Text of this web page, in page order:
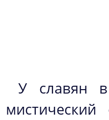
У славян